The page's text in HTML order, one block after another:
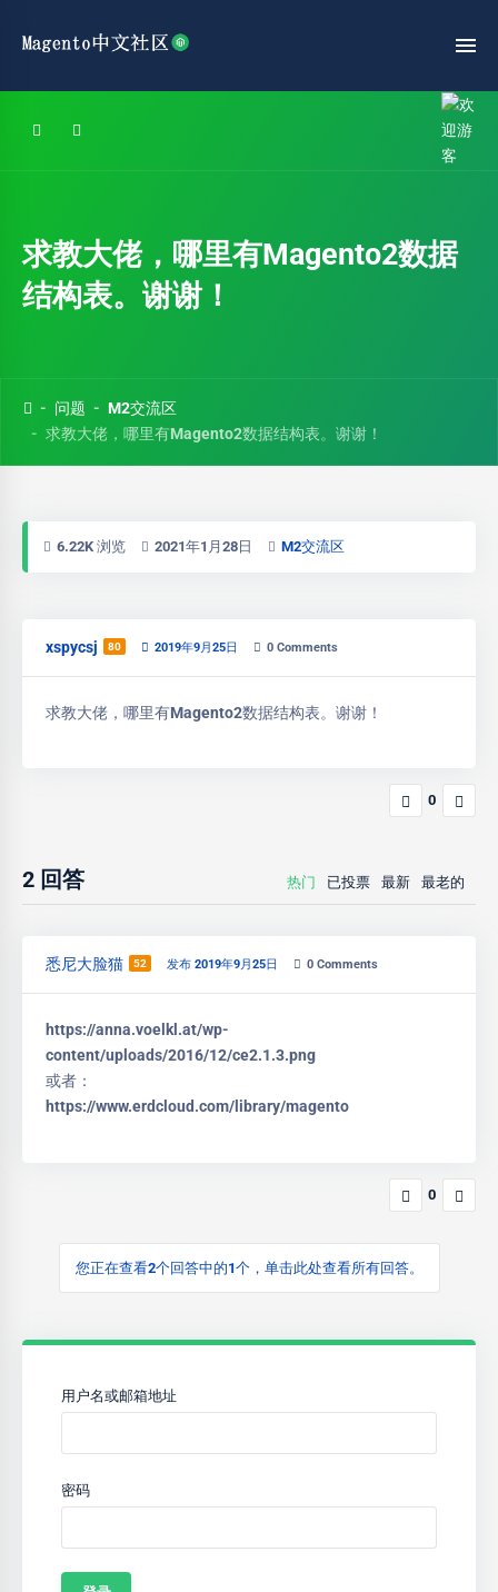
求教大佬，哪里有Magento2数据
结构表。谢谢！
问题
M2交流区
求教大佬，哪里有Magento2数据结构表。谢谢！
6.22K 浏览 2021年1月28日 M2交流区
xspycsj 80 2019年9月25日 0 Comments
求教大佬，哪里有Magento2数据结构表。谢谢！
0
2 回答 热门 已投票 最新 最老的
悉尼大脸猫 52 发布 2019年9月25日 0 Comments
https://anna.voelkl.at/wp-
content/uploads/2016/12/ce2.1.3.png
或者：
https://www.erdcloud.com/library/magento
0
您正在查看2个回答中的1个，单击此处查看所有回答。
用户名或邮箱地址
密码